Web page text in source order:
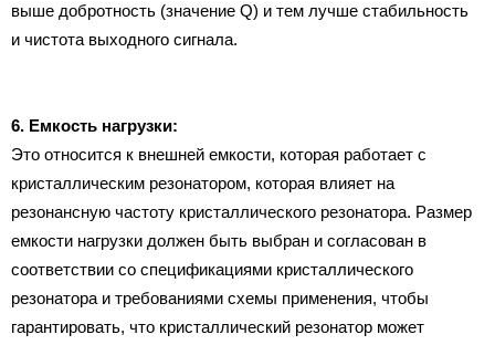
выше добротность (значение Q) и тем лучше стабильность
и чистота выходного сигнала.
6. Емкость нагрузки:
Это относится к внешней емкости, которая работает с
кристаллическим резонатором, которая влияет на
резонансную частоту кристаллического резонатора. Размер
емкости нагрузки должен быть выбран и согласован в
соответствии со спецификациями кристаллического
резонатора и требованиями схемы применения, чтобы
гарантировать, что кристаллический резонатор может